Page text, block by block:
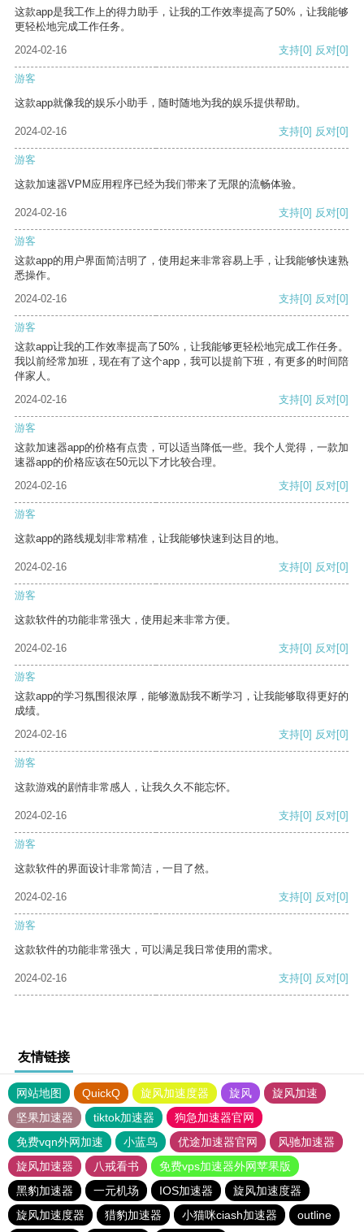
这款app是我工作上的得力助手，让我的工作效率提高了50%，让我能够
更轻松地完成工作任务。
2024-02-16
支持[0] 反对[0]
游客
这款app就像我的娱乐小助手，随时随地为我的娱乐提供帮助。
2024-02-16 支持[0] 反对[0]
游客
这款加速器VPM应用程序已经为我们带来了无限的流畅体验。
2024-02-16 支持[0] 反对[0]
游客
这款app的用户界面简洁明了，使用起来非常容易上手，让我能够快速熟
悉操作。
2024-02-16
支持[0] 反对[0]
游客
这款app让我的工作效率提高了50%，让我能够更轻松地完成工作任务。
我以前经常加班，现在有了这个app，我可以提前下班，有更多的时间陪
伴家人。
2024-02-16
支持[0] 反对[0]
游客
这款加速器app的价格有点贵，可以适当降低一些。我个人觉得，一款加
速器app的价格应该在50元以下才比较合理。
2024-02-16
支持[0] 反对[0]
游客
这款app的路线规划非常精准，让我能够快速到达目的地。
2024-02-16 支持[0] 反对[0]
游客
这款软件的功能非常强大，使用起来非常方便。
2024-02-16 支持[0] 反对[0]
游客
这款app的学习氛围很浓厚，能够激励我不断学习，让我能够取得更好的
成绩。
2024-02-16
支持[0] 反对[0]
游客
这款游戏的剧情非常感人，让我久久不能忘怀。
2024-02-16 支持[0] 反对[0]
游客
这款软件的界面设计非常简洁，一目了然。
2024-02-16 支持[0] 反对[0]
游客
这款软件的功能非常强大，可以满足我日常使用的需求。
2024-02-16 支持[0] 反对[0]
友情链接
网站地图 QuickQ 旋风加速度器 旋风
旋风加速
坚果加速器
tiktok加速器
狗急加速器官网
免费vqn外网加速
小蓝鸟 优途加速器官网
风驰加速器
旋风加速器
八戒看书
免费vps加速器外网苹果版
黑豹加速器
一元机场 IOS加速器
旋风加速度器
旋风加速度器
猎豹加速器 小猫咪ciash加速器 outline